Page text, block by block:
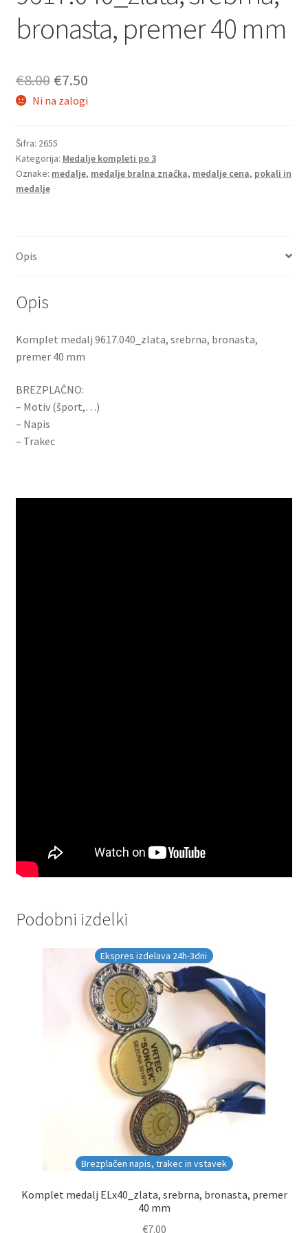
bronasta, premer 40 mm
€8.00 Izvirna
cena
bila:
€8.00.
€7.50Trenutna
cena
€7.50.
Ni na zalogi
Šifra: 2655
Kategorija: Medalje kompleti po 3
Oznake: medalje, medalje bralna značka, medalje cena, pokali in
medalje
Opis
Opis
Komplet medalj 9617.040_zlata, srebrna, bronasta,
premer 40 mm
BREZPLAČNO:
– Motiv (šport,…)
– Napis
– Trakec
Podobni izdelki
Brezplačen napis, trakec in vstavek
Ekspres izdelava 24h-3dni
Komplet medalj ELx40_zlata, srebrna, bronasta, premer
40 mm
€7.00